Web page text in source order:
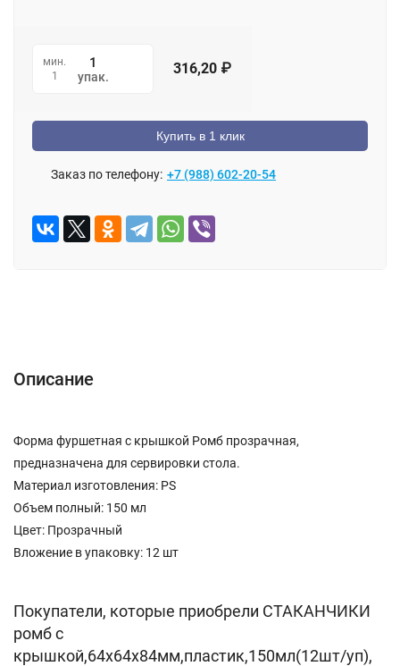
мин.
1
упак. 316,20 ₽
Купить в 1 клик
Заказ по телефону: +7 (988) 602-20-54
Описание
Форма фуршетная с крышкой Ромб прозрачная,
предназначена для сервировки стола.
Материал изготовления: PS
Объем полный: 150 мл
Цвет: Прозрачный
Вложение в упаковку: 12 шт
Покупатели, которые приобрели СТАКАНЧИКИ
ромб с
крышкой,64х64х84мм,пластик,150мл(12шт/уп),